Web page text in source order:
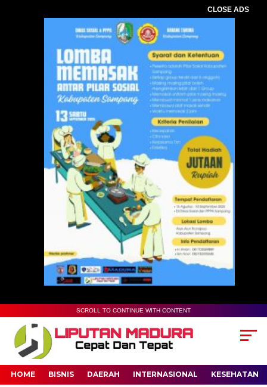
CLOSE ADS
SCROLL TO CONTINUE WITH CONTENT
HOME BISNIS DAERAH INTERNASIONAL KESEHATAN